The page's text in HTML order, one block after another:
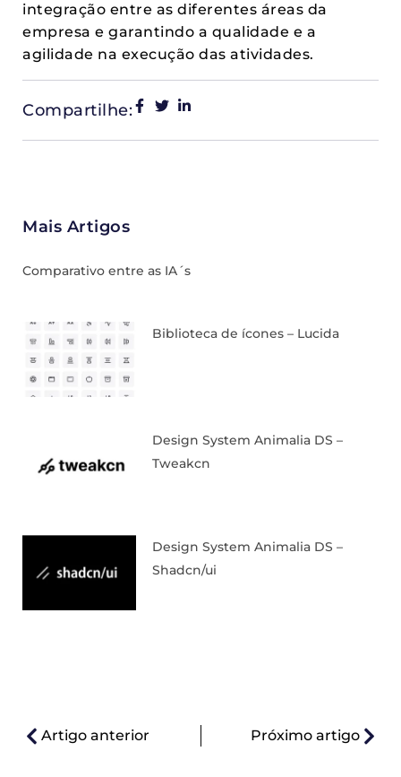
integração entre as diferentes áreas da
empresa e garantindo a qualidade e a
agilidade na execução das atividades.
Compartilhe:
Mais Artigos
Comparativo entre as IA´s
Biblioteca de ícones – Lucida
Design System Animalia DS –
Tweakcn
Design System Animalia DS –
Shadcn/ui
Artigo anterior Próximo artigo